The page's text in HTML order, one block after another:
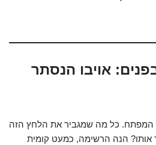
אויבו הנסתר
המפתח. כל מה שמגביר את הלחץ הזה
אותו? הנה הרשימה, כמעט קומית